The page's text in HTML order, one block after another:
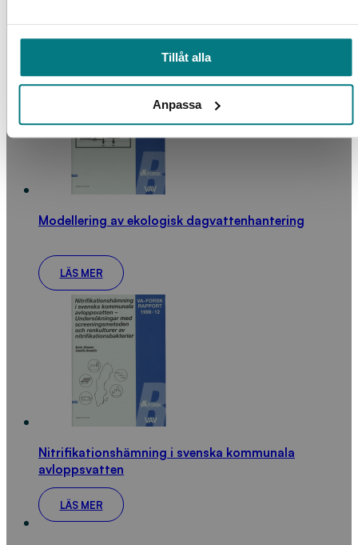
Tillåt alla
Anpassa
LÄS MER
Modellering av ekologisk dagvattenhantering
LÄS MER
Nitrifikationshämning i svenska kommunala
avloppsvatten
LÄS MER